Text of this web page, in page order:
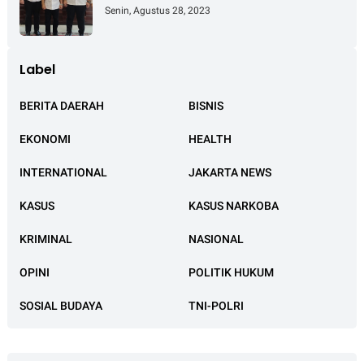
Kepresidenan RI Istana Negara
Senin, Agustus 28, 2023
Label
BERITA DAERAH BISNIS
EKONOMI HEALTH
INTERNATIONAL JAKARTA NEWS
KASUS KASUS NARKOBA
KRIMINAL NASIONAL
OPINI POLITIK HUKUM
SOSIAL BUDAYA TNI-POLRI